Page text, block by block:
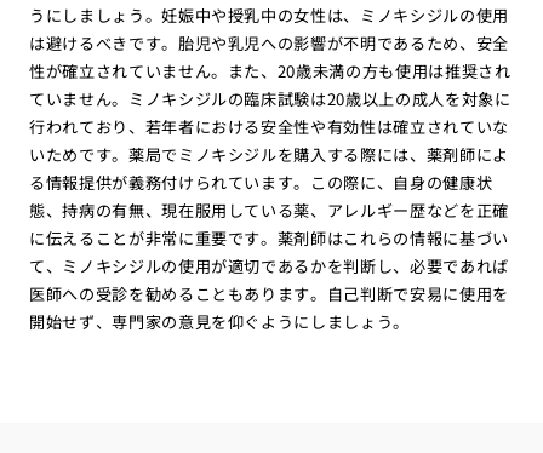
うにしましょう。妊娠中や授乳中の女性は、ミノキシジルの使用
は避けるべきです。胎児や乳児への影響が不明であるため、安全
性が確立されていません。また、20歳未満の方も使用は推奨され
ていません。ミノキシジルの臨床試験は20歳以上の成人を対象に
行われており、若年者における安全性や有効性は確立されていな
いためです。薬局でミノキシジルを購入する際には、薬剤師によ
る情報提供が義務付けられています。この際に、自身の健康状
態、持病の有無、現在服用している薬、アレルギー歴などを正確
に伝えることが非常に重要です。薬剤師はこれらの情報に基づい
て、ミノキシジルの使用が適切であるかを判断し、必要であれば
医師への受診を勧めることもあります。自己判断で安易に使用を
開始せず、専門家の意見を仰ぐようにしましょう。